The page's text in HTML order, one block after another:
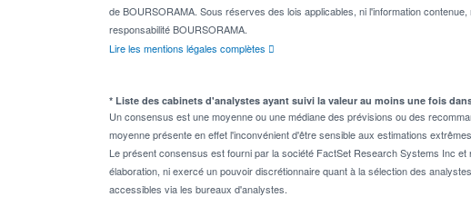
de BOURSORAMA. Sous réserves des lois applicables, ni l'information
responsabilité BOURSORAMA.
Lire les mentions légales complètes
* Liste des cabinets d'analystes ayant suivi la valeur au moins une fois
Un consensus est une moyenne ou une médiane des prévisions ou des
moyenne présente en effet l'inconvénient d'être sensible aux estimations
Le présent consensus est fourni par la société FactSet Research Systems Inc
élaboration, ni exercé un pouvoir discrétionnaire quant à la sélection des
accessibles via les bureaux d'analystes.